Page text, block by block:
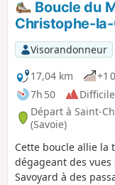
Boucle du
Christophe-
Visorandonneur
17,04 km
+1
7h 50
Difficile
Départ à Saint-
(Savoie)
Cette boucle allie la
dégageant des vues
Savoyard à des